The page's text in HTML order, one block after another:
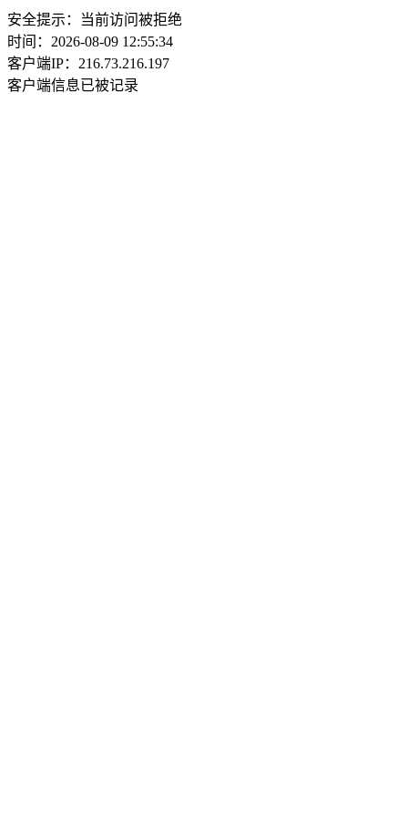
安全提示：当前访问被拒绝
时间：2026-08-09 12:55:34
客户端IP：216.73.216.197
客户端信息已被记录